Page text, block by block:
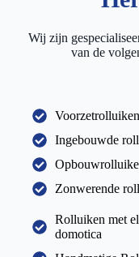
Wij zijn
van de
Voorzetrolluiken
Ingebouwde
Zonwerende
Rolluiken met
domotica